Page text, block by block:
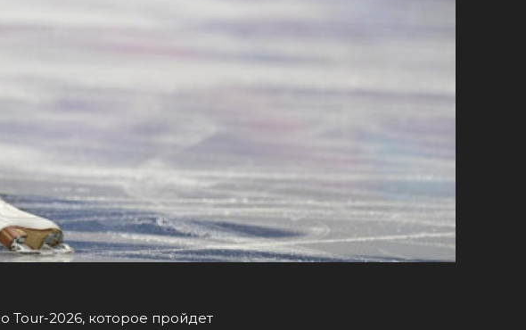
Tour-2026, которое пройдет